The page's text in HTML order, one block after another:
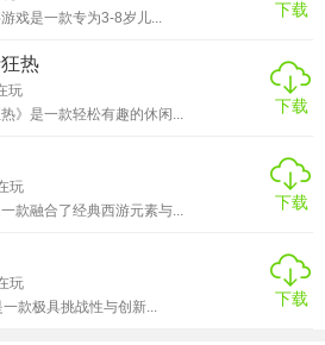
味性和策略性。
线对战，与全球玩家一决高下，分
竞技性和社交性。
温馨感人的故事剧情，让玩家在娱
灵的触动。
略
戏是一款专为3-8岁儿...
下载
热
玩
》是一款轻松有趣的休闲...
下载
玩
款融合了经典西游元素与...
下载
玩
款极具挑战性与创新...
下载